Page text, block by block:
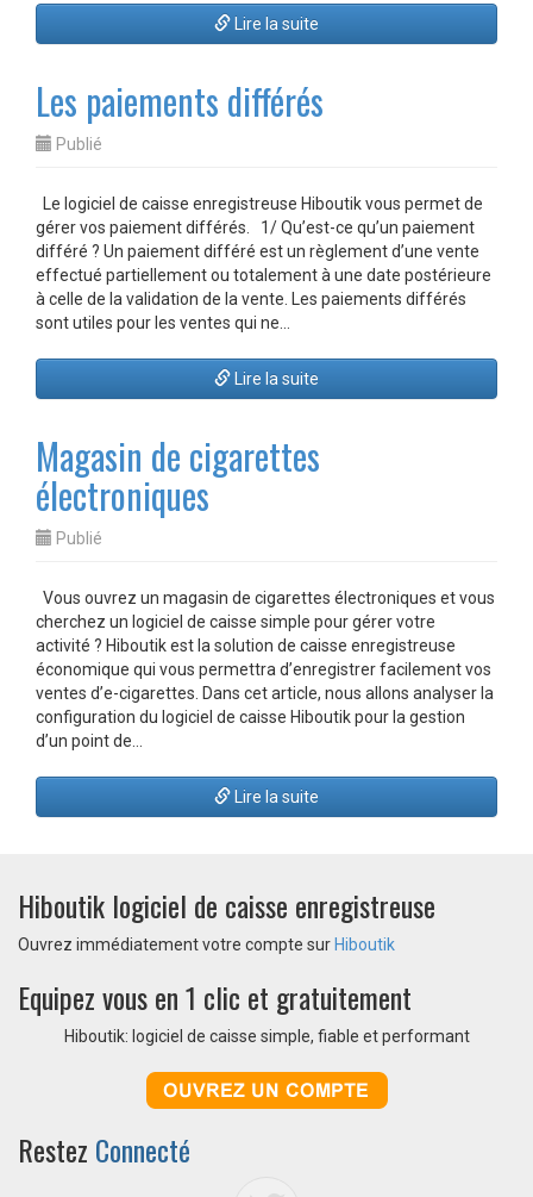
Lire la suite
Les paiements différés
Publié
Le logiciel de caisse enregistreuse Hiboutik vous permet de
gérer vos paiement différés. 1/ Qu’est-ce qu’un paiement
différé ? Un paiement différé est un règlement d’une vente
effectué partiellement ou totalement à une date postérieure
à celle de la validation de la vente. Les paiements différés
sont utiles pour les ventes qui ne…
Lire la suite
Magasin de cigarettes
électroniques
Publié
Vous ouvrez un magasin de cigarettes électroniques et vous
cherchez un logiciel de caisse simple pour gérer votre
activité ? Hiboutik est la solution de caisse enregistreuse
économique qui vous permettra d’enregistrer facilement vos
ventes d’e-cigarettes. Dans cet article, nous allons analyser la
configuration du logiciel de caisse Hiboutik pour la gestion
d’un point de…
Lire la suite
Hiboutik logiciel de caisse enregistreuse
Ouvrez immédiatement votre compte sur Hiboutik
Equipez vous en 1 clic et gratuitement
Hiboutik: logiciel de caisse simple, fiable et performant
Restez Connecté